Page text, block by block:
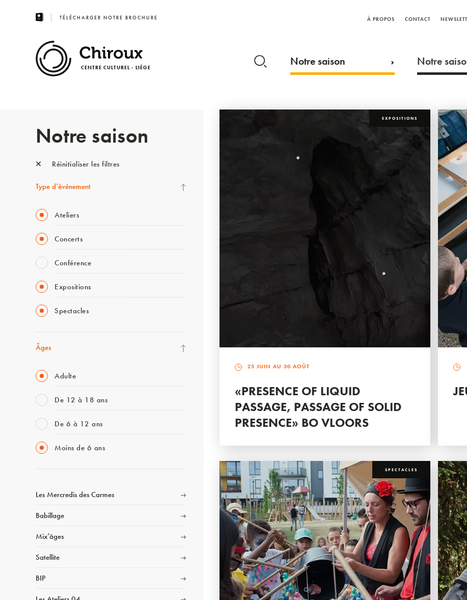
TÉLÉCHARGER NOTRE BROCHURE À PROPOS CONTACT
CENTRE CULTUREL - LIÈGE Notre saison Notre
Notre saison
Réinitialiser les filtres
Type d’événement
Ateliers
Concerts
Conférence
Expositions
Spectacles
Âges
Adulte
De 12 à 18 ans
De 6 à 12 ans
Moins de 6 ans
Les Mercredis des Carmes
Babillage
Mix’âges
Satellite
BIP
EXPOSITIONS
25 JUIN AU 30 AOÛT
«PRESENCE OF LIQUID
PASSAGE, PASSAGE OF SOLID
PRESENCE» BO VLOORS
SPECTACLES